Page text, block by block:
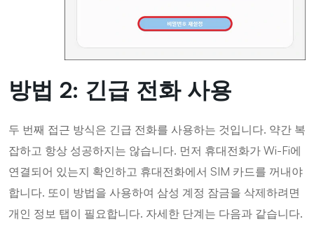
방법 2: 긴급 전화 사용
두 번째 접근 방식은 긴급 전화를 사용하는 것입니다. 약간 복
잡하고 항상 성공하지는 않습니다. 먼저 휴대전화가 Wi-Fi에
연결되어 있는지 확인하고 휴대전화에서 SIM 카드를 꺼내야
합니다. 또이 방법을 사용하여 삼성 계정 잠금을 삭제하려면
개인 정보 탭이 필요합니다. 자세한 단계는 다음과 같습니다.